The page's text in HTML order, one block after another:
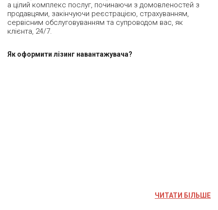
а цілий комплекс послуг, починаючи з домовленостей з
продавцями, закінчуючи реєстрацією, страхуванням,
сервісним обслуговуванням та супроводом вас, як
клієнта, 24/7.
Як оформити лізинг навантажувача?
ЧИТАТИ БІЛЬШЕ